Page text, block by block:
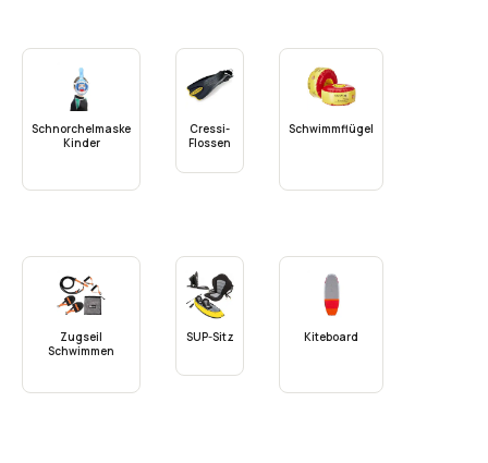
Schnorchelmaske
Kinder
Cressi-
Flossen
Schwimmflügel
Zugseil
Schwimmen
SUP-Sitz Kiteboard